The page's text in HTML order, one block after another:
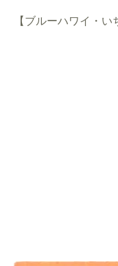
【ブルーハワイ・